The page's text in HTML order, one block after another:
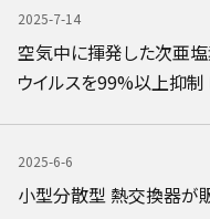
2025-7-14
空気中に揮発した次亜
ウイルスを99%以上抑制
2025-6-6
小型分散型 熱交換器が